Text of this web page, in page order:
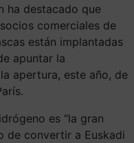
ha destacado que
comerciales de
están implantadas
apuntar la
apertura, este año, de
es “la gran
de convertir a Euskadi